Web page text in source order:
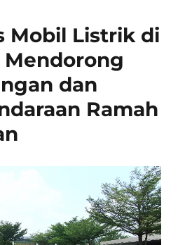
Mobil Listrik di
Mendorong
dan
Ramah